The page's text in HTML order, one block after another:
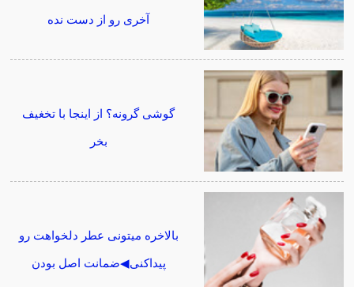
آخری رو از دست نده
گوشی گرونه؟ از اینجا با تخغیف
بخر
بالاخره میتونی عطر دلخواهت رو
پیداکنی◀ضمانت اصل بودن